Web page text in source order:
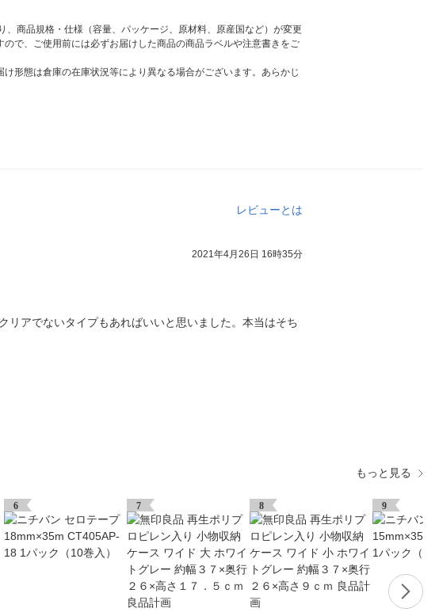
商品規格・仕様（容量、パッケージ、原材料、原産国など）が変更
で、ご使用前には必ずお届けした商品の商品ラベルや注意書きをご
形態は倉庫の在庫状況等により異なる場合がございます。あらかじ
レビューとは
2021年4月26日 16時35分
リアでないタイプもあればいいと思いました。本当はそち
もっと見る
6 7 8 9